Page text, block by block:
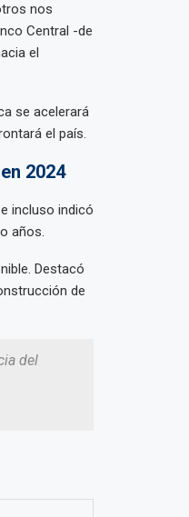
nos
Central -de
el
se acelerará
el país.
2024
incluso indicó
años.
Destacó
de
del